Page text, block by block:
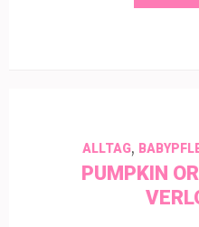
ALLTAG,
PUMPKIN